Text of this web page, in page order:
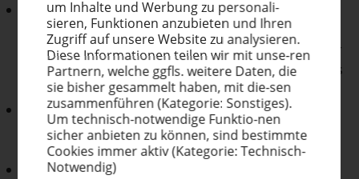
Regelmäßige Durchführung mehrstufiger
Datensicherungen (Back-ups), insbesondere
von Offline-Backups. Zu einem Back-up gehört immer
auch die Planung des Wiederanlaufs und ein Test des
Rückspielens von Daten.
Regelmäßiges manuelles Monitoring von Logdaten,
idealerweise ergänzt um automatisiertes Monitoring
mit Alarmierung bei schwerwiegenden Anomalien.
Netzwerk-Segmentierung (Trennung
um Inhalte und Werbung zu perso­na­li­
sieren, Funktionen anzubieten und Ihren
Zugriff auf unsere Website zu analysieren.
Diese Infor­ma­tionen teilen wir mit unse-ren
Partnern, welche ggfls. weitere Daten, die
sie bisher gesammelt haben, mit die-sen
zusam­men­führen (Kategorie: Sonstiges).
Um technisch-notwendige Funktio-nen
sicher anbieten zu können, sind bestimmte
Cookies immer aktiv (Kategorie: Technisch-
Notwendig)